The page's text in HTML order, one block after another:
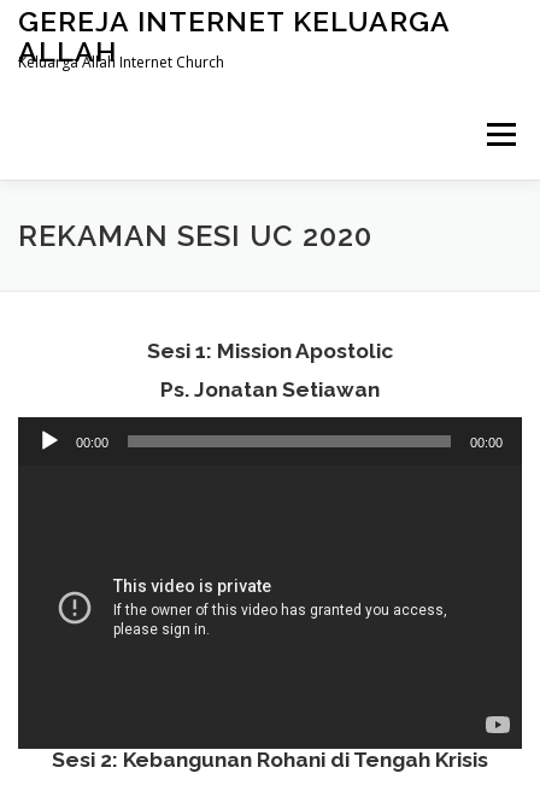
Skip to content
GEREJA INTERNET KELUARGA
ALLAH
Keluarga Allah Internet Church
Menu
REKAMAN SESI UC 2020
Sesi 1: Mission Apostolic
Ps. Jonatan Setiawan
Audio
Player
00:00 00:00
Sesi 2: Kebangunan Rohani di Tengah Krisis